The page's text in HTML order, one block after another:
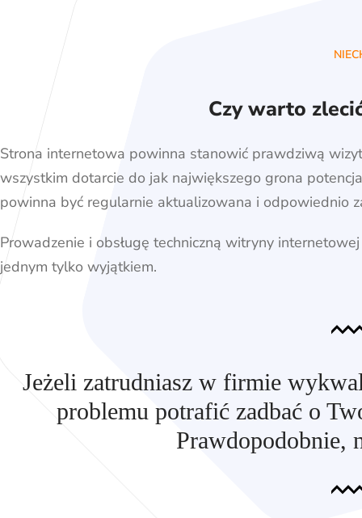
Czy warto
Strona internetowa powinna stanowić prawdziwą
wszystkim dotarcie do jak największego grona
powinna być regularnie aktualizowana i odpowiednio
Prowadzenie i obsługę techniczną witryny
jednym tylko wyjątkiem.
Jeżeli zatrudniasz w firmie
problemu potrafić zadbać o
Prawdopodobnie,